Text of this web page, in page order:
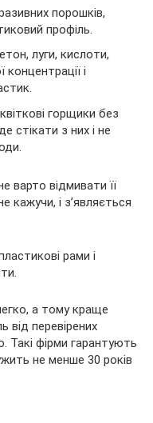
порошків,
профіль.
луги, кислоти,
і
горщики без
стікати з них і не
варто відмивати її
кажучи, і з’являється
рами і
а тому краще
від перевірених
Такі фірми гарантують
не менше 30 років